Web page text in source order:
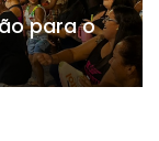
para o